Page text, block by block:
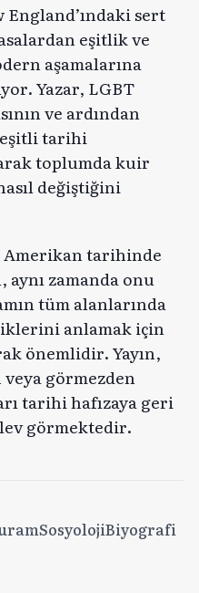
England’ındaki sert
eşitlik ve
aşamalarına
Yazar, LGBT
ve ardından
tarihi
toplumda kuir
değiştiğini
tarihinde
aynı zamanda onu
tüm alanlarında
anlamak için
önemlidir. Yayın,
görmezden
tarihi hafızaya geri
görmektedir.
SosyolojiBiyografi